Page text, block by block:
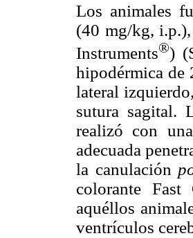
Los animales
(40 mg/kg,
Instruments®)
hipodérmica de
lateral
sutura sagital.
realizó con
adecuada
la canulación
colorante
aquéllos
ventrículos